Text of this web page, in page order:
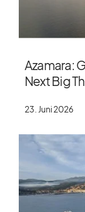
Azamara:
Next Big
23. Juni 2026